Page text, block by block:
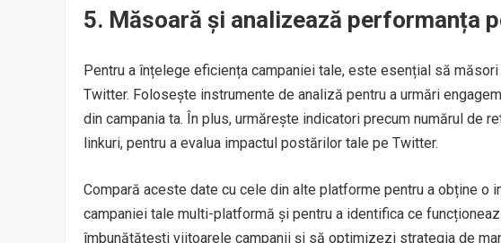
5. Măsoară și analizează performanța
Pentru a înțelege eficiența campaniei tale, este esențial să
Twitter. Folosește instrumente de analiză pentru a urmări
din campania ta. În plus, urmărește indicatori precum numărul de
linkuri, pentru a evalua impactul postărilor tale pe Twitter.
Compară aceste date cu cele din alte platforme pentru a obține o
campaniei tale multi-platformă și pentru a identifica ce
îmbunătățești viitoarele campanii și să optimizezi strategia de